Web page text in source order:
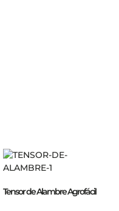
Tensor de Alambre Agrofácil